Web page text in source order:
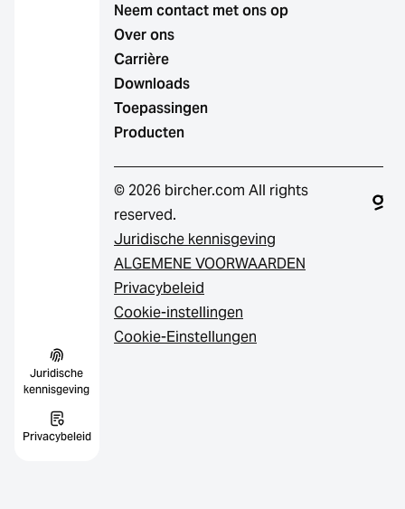
Juridische
kennisgeving
Privacybeleid
Neem contact met ons op
Over ons
Carrière
Downloads
Toepassingen
Producten
© 2026 bircher.com All rights
reserved.
Juridische kennisgeving
ALGEMENE VOORWAARDEN
Privacybeleid
Cookie-instellingen
Cookie-Einstellungen